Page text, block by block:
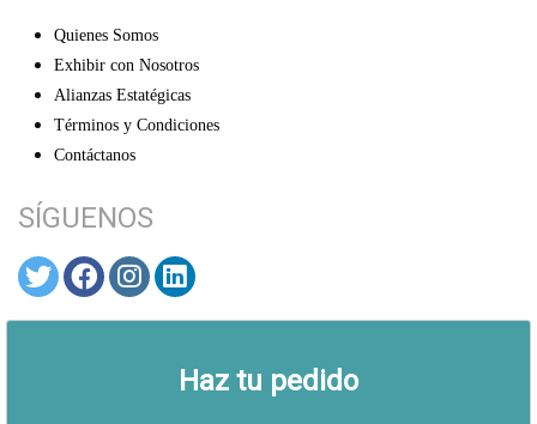
Haz tu pedido
Quienes Somos
Exhibir con Nosotros
Alianzas Estatégicas
Términos y Condiciones
Contáctanos
SÍGUENOS